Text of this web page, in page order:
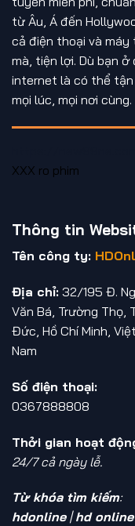
từ Âu, Á đến
cả điện thoại và máy
mà, tiện lợi. Dù bạn
internet là có thể tận
mọi lúc, mọi nơi cùng.
XXX ro phim
Thông tin
Tên công ty:
Địa chỉ: 32/195 Đ.
Văn Bá, Trường Thọ,
Đức, Hồ Chí Minh, Việt
Nam
Số điện thoại:
0367888808
Thởi gian hoạt
24/7 cả ngày lễ.
Từ khóa tìm kiếm:
hdonline|hd online